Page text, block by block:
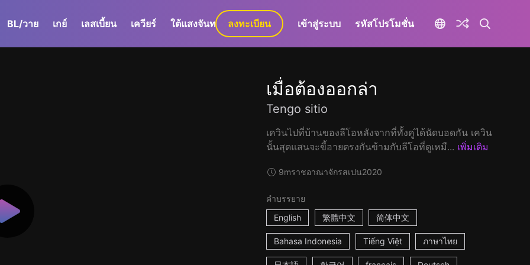
BL/วาย เกย์ เลสเบี้ยน เควียร์ ใต้แสงจันทร์ GaLa+
ลงทะเบียน เข้าสู่ระบบ รหัสโปรโมชั่น
เมื่อต้องออกล่า
Tengo sitio
เควินไปที่บ้านของลีโอหลังจากที่ทั้งคู่ได้นัดบอดกัน เควิน
นั้นสุดแสนจะขี้อายตรงกันข้ามกับลีโอที่ดูเหมื... เพิ่มเติม
9mราชอาณาจักรสเปน2020
คำบรรยาย
English
繁體中文 简体中文
Bahasa Indonesia Tiếng Việt ภาษาไทย